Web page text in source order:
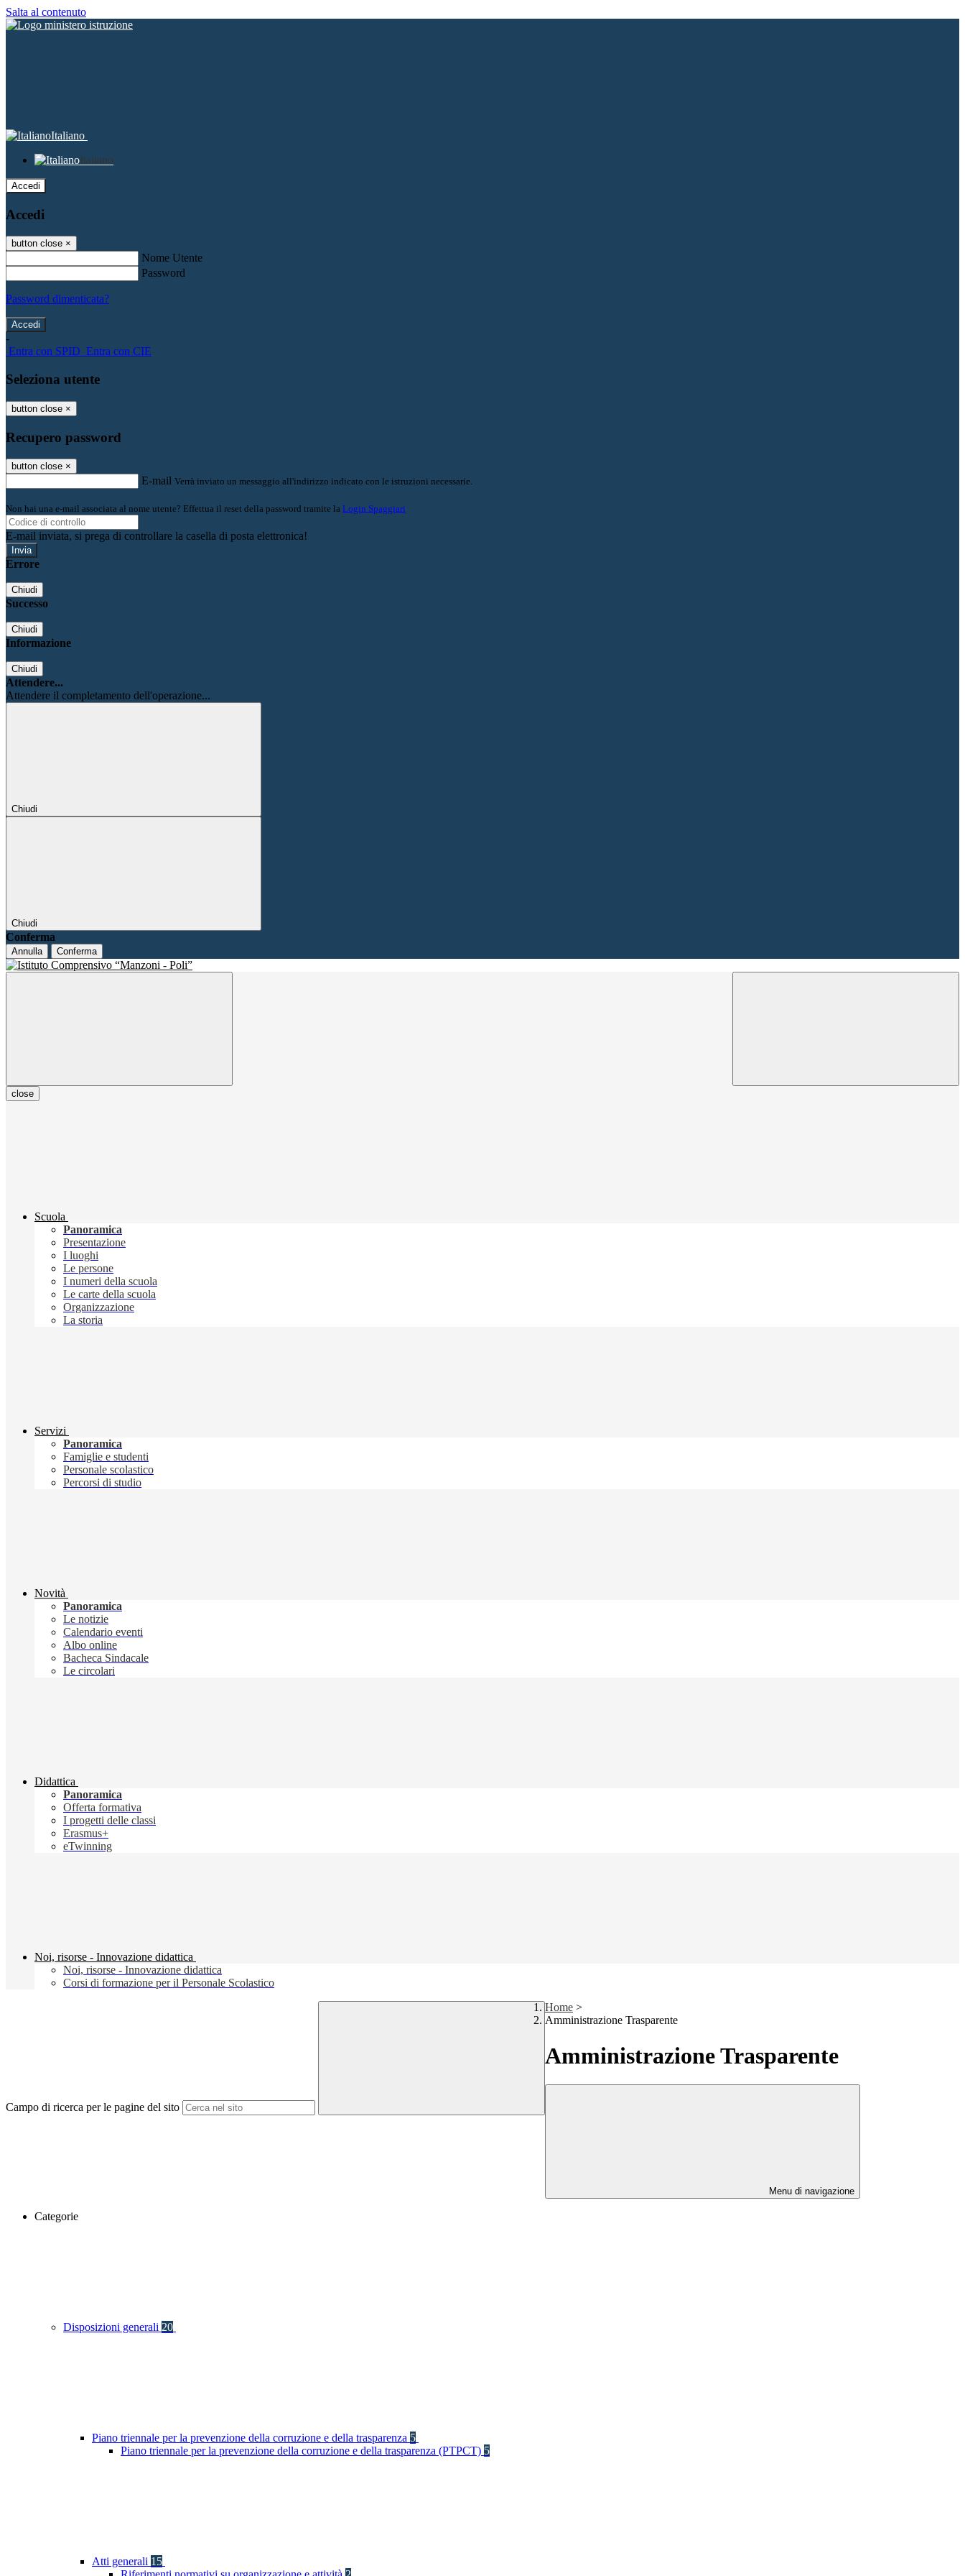
Salta al contenuto
Italiano
Italiano
Accedi
Accedi
button close ×
Nome Utente
Password
Password dimenticata?
-
Entra con SPID Entra con CIE
Seleziona utente
button close ×
Recupero password
button close ×
E-mail Verrà inviato un messaggio all'indirizzo indicato con le istruzioni necessarie.
Non hai una e-mail associata al nome utente? Effettua il reset della password tramite la Login Spaggiari
E-mail inviata, si prega di controllare la casella di posta elettronica!
Errore
Chiudi
Successo
Chiudi
Informazione
Chiudi
Attendere...
Attendere il completamento dell'operazione...
Chiudi
Chiudi
Conferma
Annulla Conferma
close
Scuola
Panoramica
Presentazione
I luoghi
Le persone
I numeri della scuola
Le carte della scuola
Organizzazione
La storia
Servizi
Panoramica
Famiglie e studenti
Personale scolastico
Percorsi di studio
Novità
Panoramica
Le notizie
Calendario eventi
Albo online
Bacheca Sindacale
Le circolari
Didattica
Panoramica
Offerta formativa
I progetti delle classi
Erasmus+
eTwinning
Noi, risorse - Innovazione didattica
Noi, risorse - Innovazione didattica
Corsi di formazione per il Personale Scolastico
Campo di ricerca per le pagine del sito
Home >
Amministrazione Trasparente
Amministrazione Trasparente
Menu di navigazione
Categorie
Disposizioni generali 20
Piano triennale per la prevenzione della corruzione e della trasparenza 5
Piano triennale per la prevenzione della corruzione e della trasparenza (PTPCT) 5
Atti generali 15